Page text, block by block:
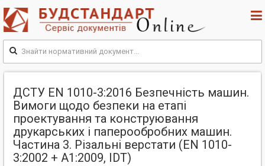
ДСТУ EN 1010-3:2016 Безпечність машин.
Вимоги щодо безпеки на етапі
проектування та конструювання
друкарських і паперообробних машин.
Частина 3. Різальні верстати (EN 1010-
3:2002 + A1:2009, IDT)